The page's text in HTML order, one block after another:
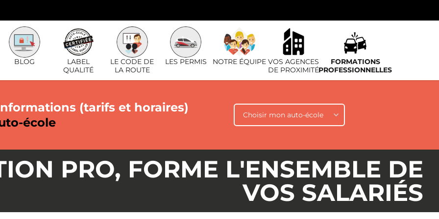
BLOG
LABEL
QUALITÉ
LE CODE DE
LA ROUTE
LES PERMIS NOTRE ÉQUIPE VOS AGENCES
DE PROXIMITÉ
FORMATIONS
PROFESSIONNELLES
(tarifs et horaires)
école
Auto-école
PRO, FORME L'ENSEMBLE DE
VOS SALARIÉS